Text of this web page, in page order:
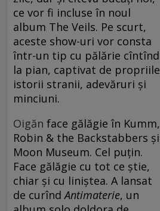
ce vor fi incluse în noul
album The Veils. Pe scurt,
aceste show-uri vor consta
într-un tip cu pălărie cîntînd
la pian, captivat de propriile
istorii stranii, adevăruri și
minciuni.
Oigăn face gălăgie în Kumm,
Robin & the Backstabbers și
Moon Museum. Cel puțin.
Face gălăgie cu tot ce știe,
chiar și cu liniștea. A lansat
de curîndAntimaterie, un